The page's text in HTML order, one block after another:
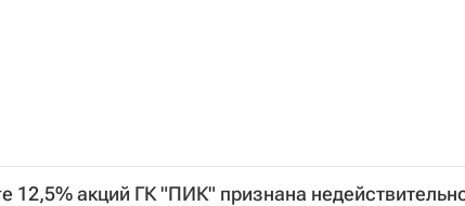
12,5% акций ГК "ПИК" признана